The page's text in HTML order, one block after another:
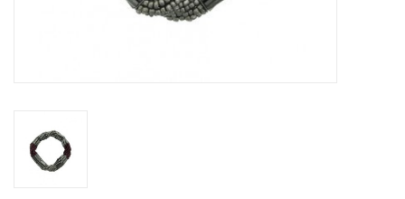
LIFESTYLE PRODUCTEN